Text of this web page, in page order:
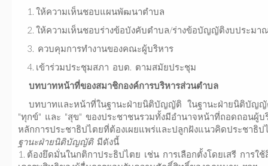
1. ให้ความเห็นชอบแผนพัฒนาตำบล
2. ให้ความเห็นชอบร่างข้อบังคับตำบล/ร่างข้อบัญญัติงบประมา
3. ควบคุมการทำงานของคณะผู้บริหาร
4. เข้าร่วมประชุมสภา อบต. ตามสมัยประชุม
บทบาทหน้าที่ของสมาชิกองค์การบริหารส่วนตำบล
บทบาทและหน้าที่ในฐานะฝ่ายนิติบัญญัติ ในฐานะฝ่ายนิติบัญญั
"ทุกข์" และ "สุข" ของประชาชนรวมทั้งมีอำนาจหน้าที่ถอดถอน
หลักการประชาธิปไตยที่ต้องเผยแพร่และปลูกฝังแนวคิดป
ฐานะฝ่ายนิติบัญญัติมีดัง
1. ต้องยึดมั่นในกติกาประธิปไตย เช่น การเลือกตั้งโดยเสรี การ